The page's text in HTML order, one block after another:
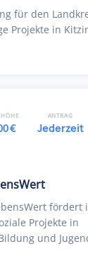
für den
Projekte in
fördert
Projekte in
und
€
ANTRAG
Jederzeit